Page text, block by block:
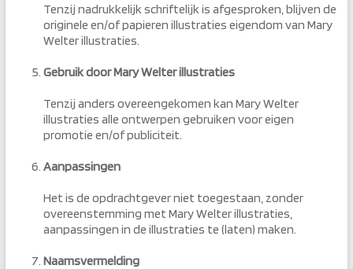
Tenzij nadrukkelijk schriftelijk is afgesproken, blijven de
originele en/of papieren illustraties eigendom van Mary
Welter illustraties.
Gebruik door Mary Welter illustraties
Tenzij anders overeengekomen kan Mary Welter
illustraties alle ontwerpen gebruiken voor eigen
promotie en/of publiciteit.
Aanpassingen
Het is de opdrachtgever niet toegestaan, zonder
overeenstemming met Mary Welter illustraties,
aanpassingen in de illustraties te (laten) maken.
Naamsvermelding